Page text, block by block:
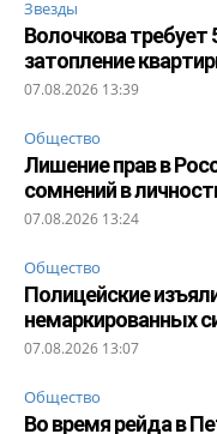
Звезды
Волочкова требует
затопление
07.08.2026 13:39
Общество
Лишение прав в
сомнений в
07.08.2026 13:24
Общество
Полицейские
немаркированных
07.08.2026 13:07
Общество
Во время рейда в